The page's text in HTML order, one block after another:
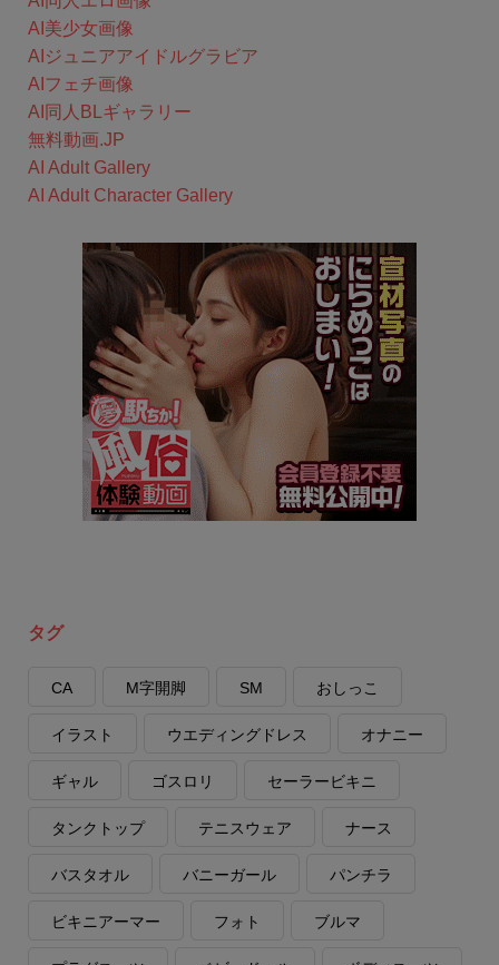
AI美少女画像
AIジュニアアイドルグラビア
AIフェチ画像
AI同人BLギャラリー
無料動画.JP
AI Adult Gallery
AI Adult Character Gallery
タグ
CA M字開脚 SM おしっこ
イラスト ウエディングドレス オナニー
ギャル ゴスロリ セーラービキニ
タンクトップ テニスウェア ナース
バスタオル バニーガール パンチラ
ビキニアーマー フォト ブルマ